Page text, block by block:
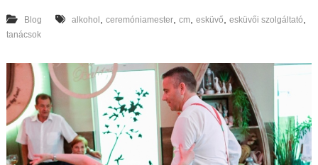
Blog alkohol ceremóniamester, cm esküvő esküvői szolgáltató
tanácsok